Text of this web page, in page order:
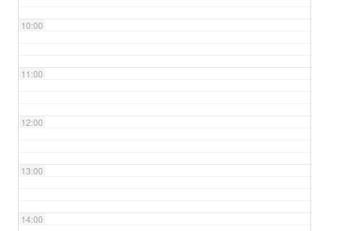
10:00
11:00
12:00
13:00
14:00